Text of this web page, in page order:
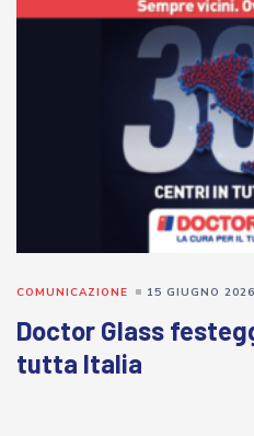
Doctor Glass
tutta Italia
COMUNICAZIONE 15 GIUGNO 2026